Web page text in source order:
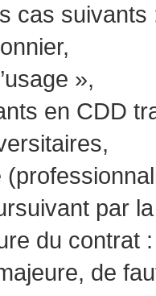
cas suivants
»,
en CDD
par
du contrat
de